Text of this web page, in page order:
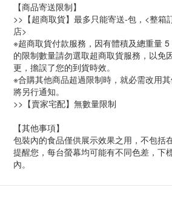
【商品寄送限制】
>>【超商取貨】最多只能寄送-包，<整箱
店>
※超商取貨付款服務，因有體積及總重量
的限制數量請勿選取超商取貨服務，以免
更，擔誤了您的到貨時效。
※合購其他商品超過限制時，就必需改用
將另行通知。
>>【賣家宅配】無數量限制
【其他事項】
包裝內的食品僅供展示效果之用，不包括
提醒您，每台螢幕均可能有不同色差，下
內。